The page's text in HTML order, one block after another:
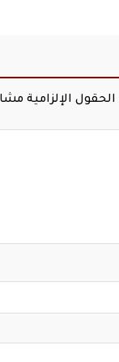
الحقول الإلزامية